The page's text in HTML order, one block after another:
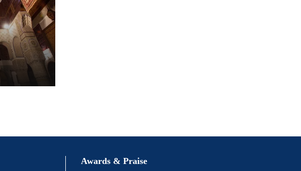
Awards & Praise